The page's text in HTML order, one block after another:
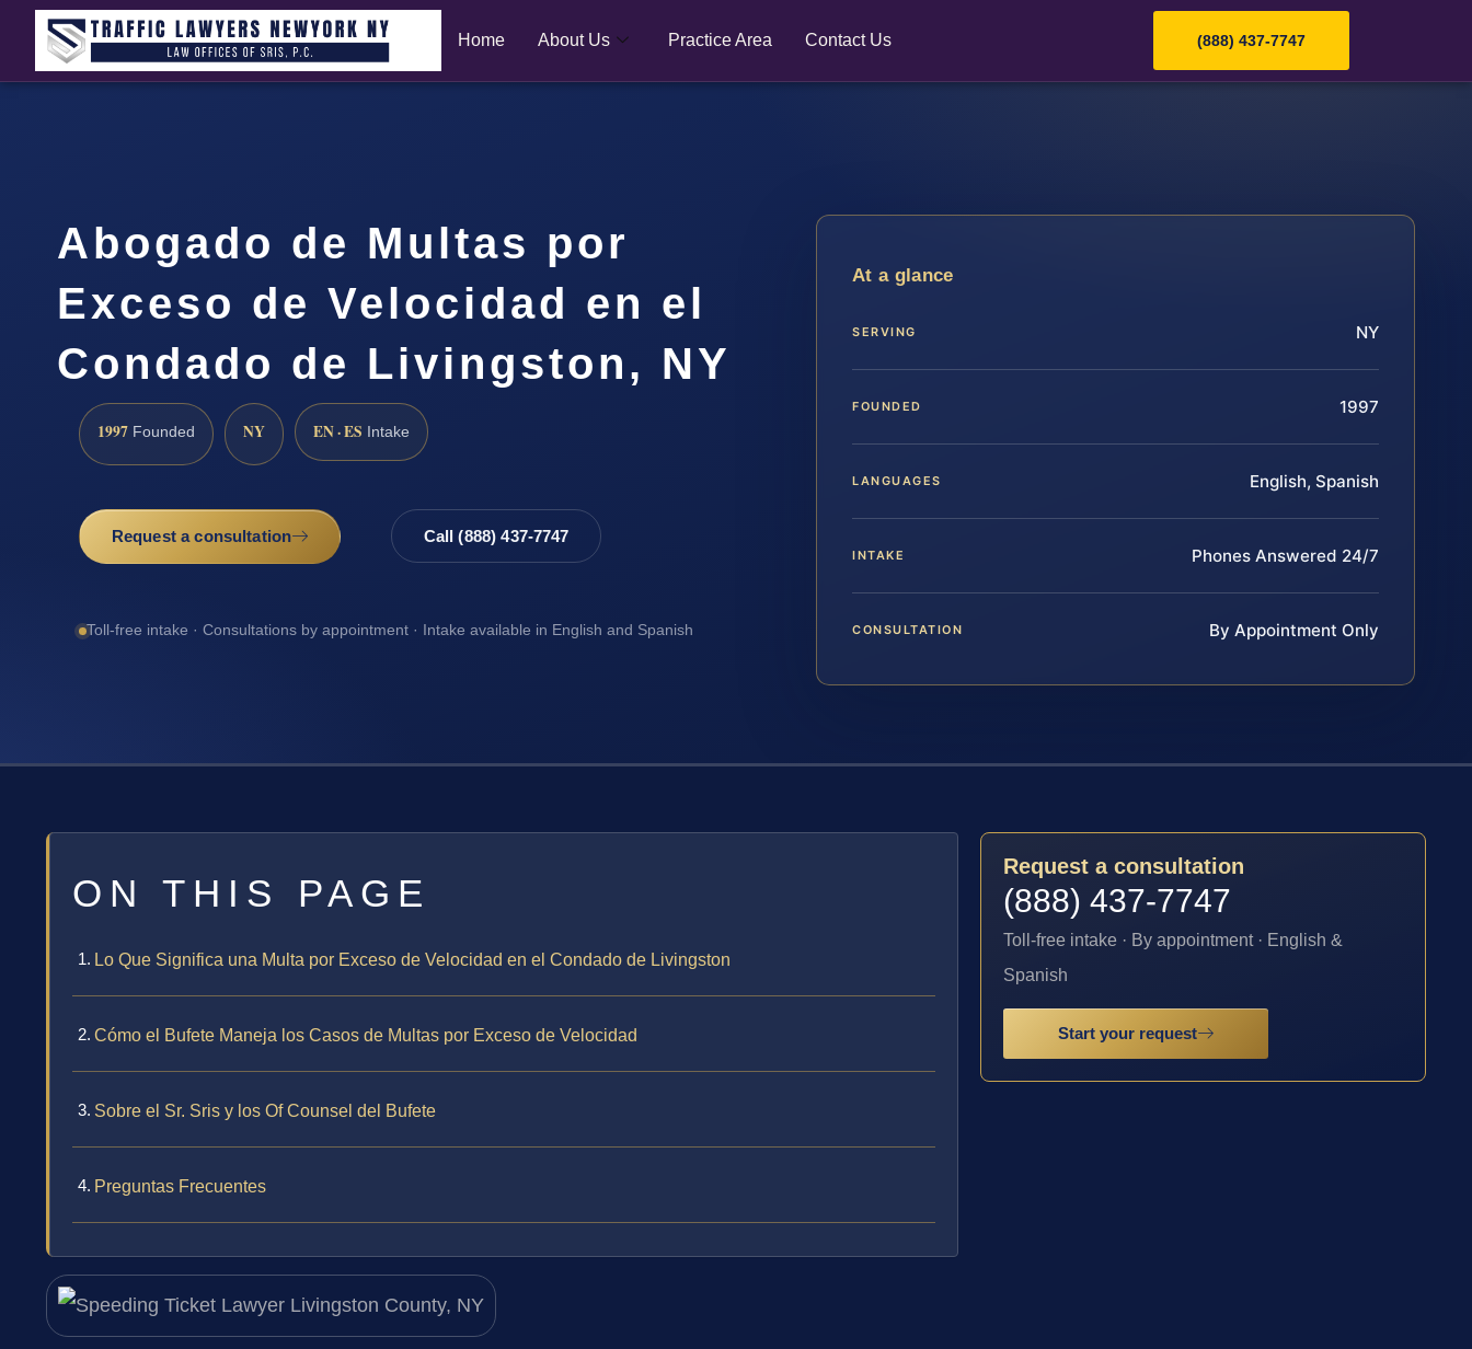
Home About Us Practice Area Contact Us (888) 437-7747
Abogado de Multas por
Exceso de Velocidad en el
Condado de Livingston, NY
1997 Founded NY EN · ES Intake
Request a consultation Call (888) 437-7747
Toll-free intake · Consultations by appointment · Intake available in English and Spanish
At a glance
SERVING NY
FOUNDED 1997
LANGUAGES English, Spanish
INTAKE Phones Answered 24/7
CONSULTATION By Appointment Only
ON THIS PAGE
Lo Que Significa una Multa por Exceso de Velocidad en el Condado de Livingston
Cómo el Bufete Maneja los Casos de Multas por Exceso de Velocidad
Sobre el Sr. Sris y los Of Counsel del Bufete
Preguntas Frecuentes
Request a consultation
(888) 437-7747
Toll-free intake · By appointment · English &
Spanish
Start your request